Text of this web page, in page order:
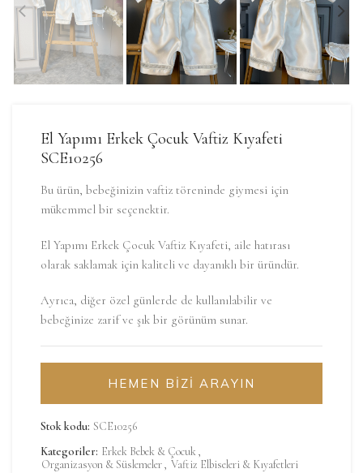
El Yapımı Erkek Çocuk Vaftiz Kıyafeti
SCE10256
Bu ürün, bebeğinizin vaftiz töreninde giymesi için
mükemmel bir seçenektir.
El Yapımı Erkek Çocuk Vaftiz Kıyafeti, aile hatırası
olarak saklamak için kaliteli ve dayanıklı bir üründür.
Ayrıca, diğer özel günlerde de kullanılabilir ve
bebeğinize zarif ve şık bir görünüm sunar.
HEMEN BİZİ ARAYIN
Stok kodu: SCE10256
Kategoriler: Erkek Bebek & Çocuk,
Organizasyon & Süslemeler, Vaftiz Elbiseleri & Kıyafetleri